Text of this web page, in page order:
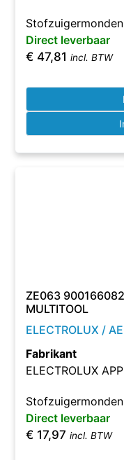
Direct leverbaar
€ 47,81 incl. BTW
ZE063
MULTITOOL
ELECTROLUX /
Fabrikant
ELECTROLUX
Direct leverbaar
€ 17,97 incl. BTW